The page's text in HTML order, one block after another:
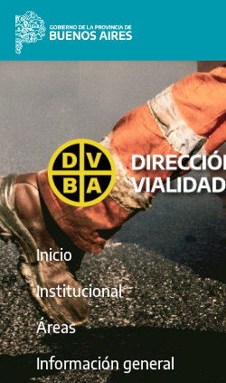
Inicio
Institucional
Áreas
Información general